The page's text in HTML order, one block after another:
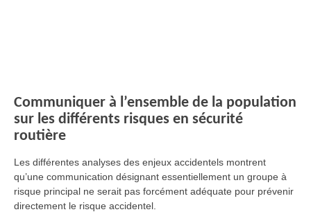
Communiquer à l’ensemble de la population
sur les différents risques en sécurité
routière
Les différentes analyses des enjeux accidentels montrent
qu’une communication désignant essentiellement un groupe à
risque principal ne serait pas forcément adéquate pour prévenir
directement le risque accidentel.